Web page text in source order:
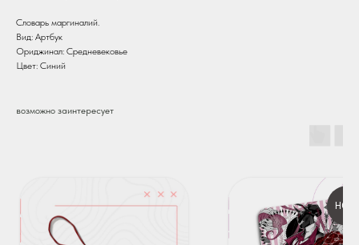
Словарь маргиналий.
Вид: Артбук
Ориджинал: Средневековье
Цвет: Синий
возможно заинтересует